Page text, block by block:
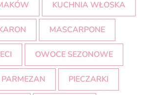
KUCHNIA WŁOSKA
MASCARPONE
OWOCE SEZONOWE
PARMEZAN PIECZARKI